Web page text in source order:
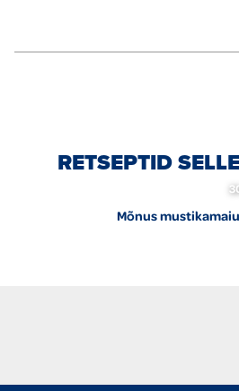
RETSEPTID
Mõnus